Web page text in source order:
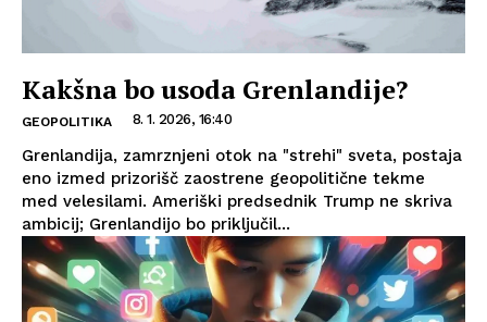
Kakšna bo usoda Grenlandije?
GEOPOLITIKA 8. 1. 2026, 16:40
Grenlandija, zamrznjeni otok na "strehi" sveta, postaja
eno izmed prizorišč zaostrene geopolitične tekme
med velesilami. Ameriški predsednik Trump ne skriva
ambicij; Grenlandijo bo priključil...